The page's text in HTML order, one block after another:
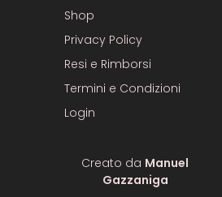
Shop
Privacy Policy
Resi e Rimborsi
Termini e Condizioni
Login
Creato da Manuel
Gazzaniga